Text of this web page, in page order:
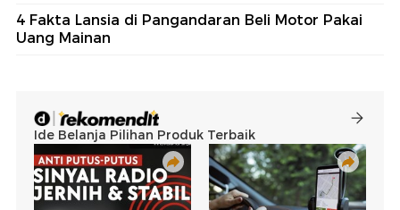
4 Fakta Lansia di Pangandaran Beli Motor Pakai
Uang Mainan